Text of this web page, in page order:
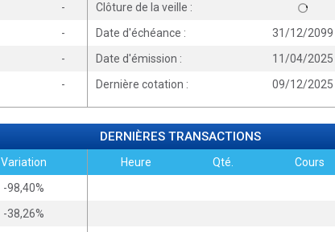
-
-
-
-
Clôture de la veille :
Date d'échéance :
31/12/2099
Date d'émission :
11/04/2025
Dernière cotation :
09/12/2025
DERNIÈRES TRANSACTIONS
Variation
-98,40%
-38,26%
Heure Qté. Cours